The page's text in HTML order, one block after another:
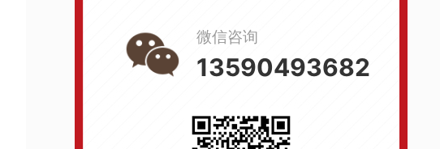
微信咨询
13590493682